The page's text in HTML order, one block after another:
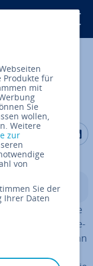
der
Auf Auf
möchte, sollte
und Vor­be­
gerade zu Beginn
richtigen Ver­
Produkte für
mit
Sie
wollen,
Weitere
zur
von
Sie der
Ihrer Daten